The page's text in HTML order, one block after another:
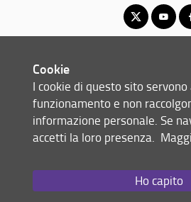
management della formazione
© Copyright 2012-2026 Università
Via
Email:
Cookie
I cookie di questo sito
funzionamento e non
informazione personale. Se
accetti la loro presenza.
Ho capito